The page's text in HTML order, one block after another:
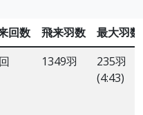
回数 飛来羽数
最大羽数
1349羽
235羽
(4:43)